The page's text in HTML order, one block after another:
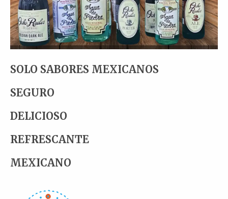
SOLO SABORES MEXICANOS
SEGURO
DELICIOSO
REFRESCANTE
MEXICANO